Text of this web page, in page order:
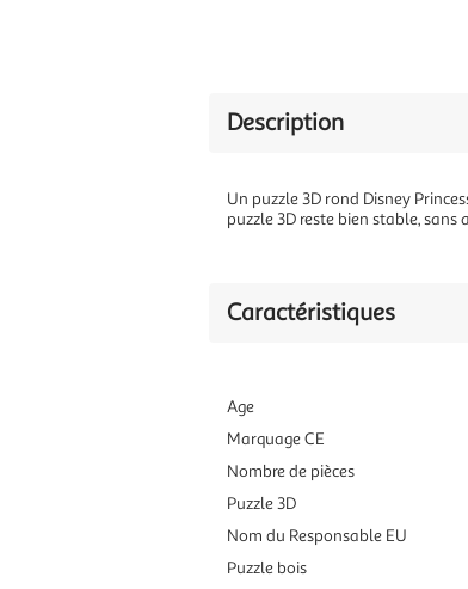
Description
Un puzzle 3D rond Disney
puzzle 3D reste bien stable, sans
Caractéristiques
Age
Marquage CE
Nombre de pièces
Puzzle 3D
Nom du Responsable EU
Puzzle bois